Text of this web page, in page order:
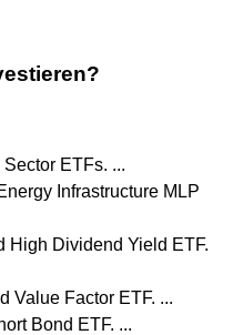
ETFs. ...
Infrastructure MLP
High Dividend Yield ETF.
Value Factor ETF. ...
Bond ETF. ...